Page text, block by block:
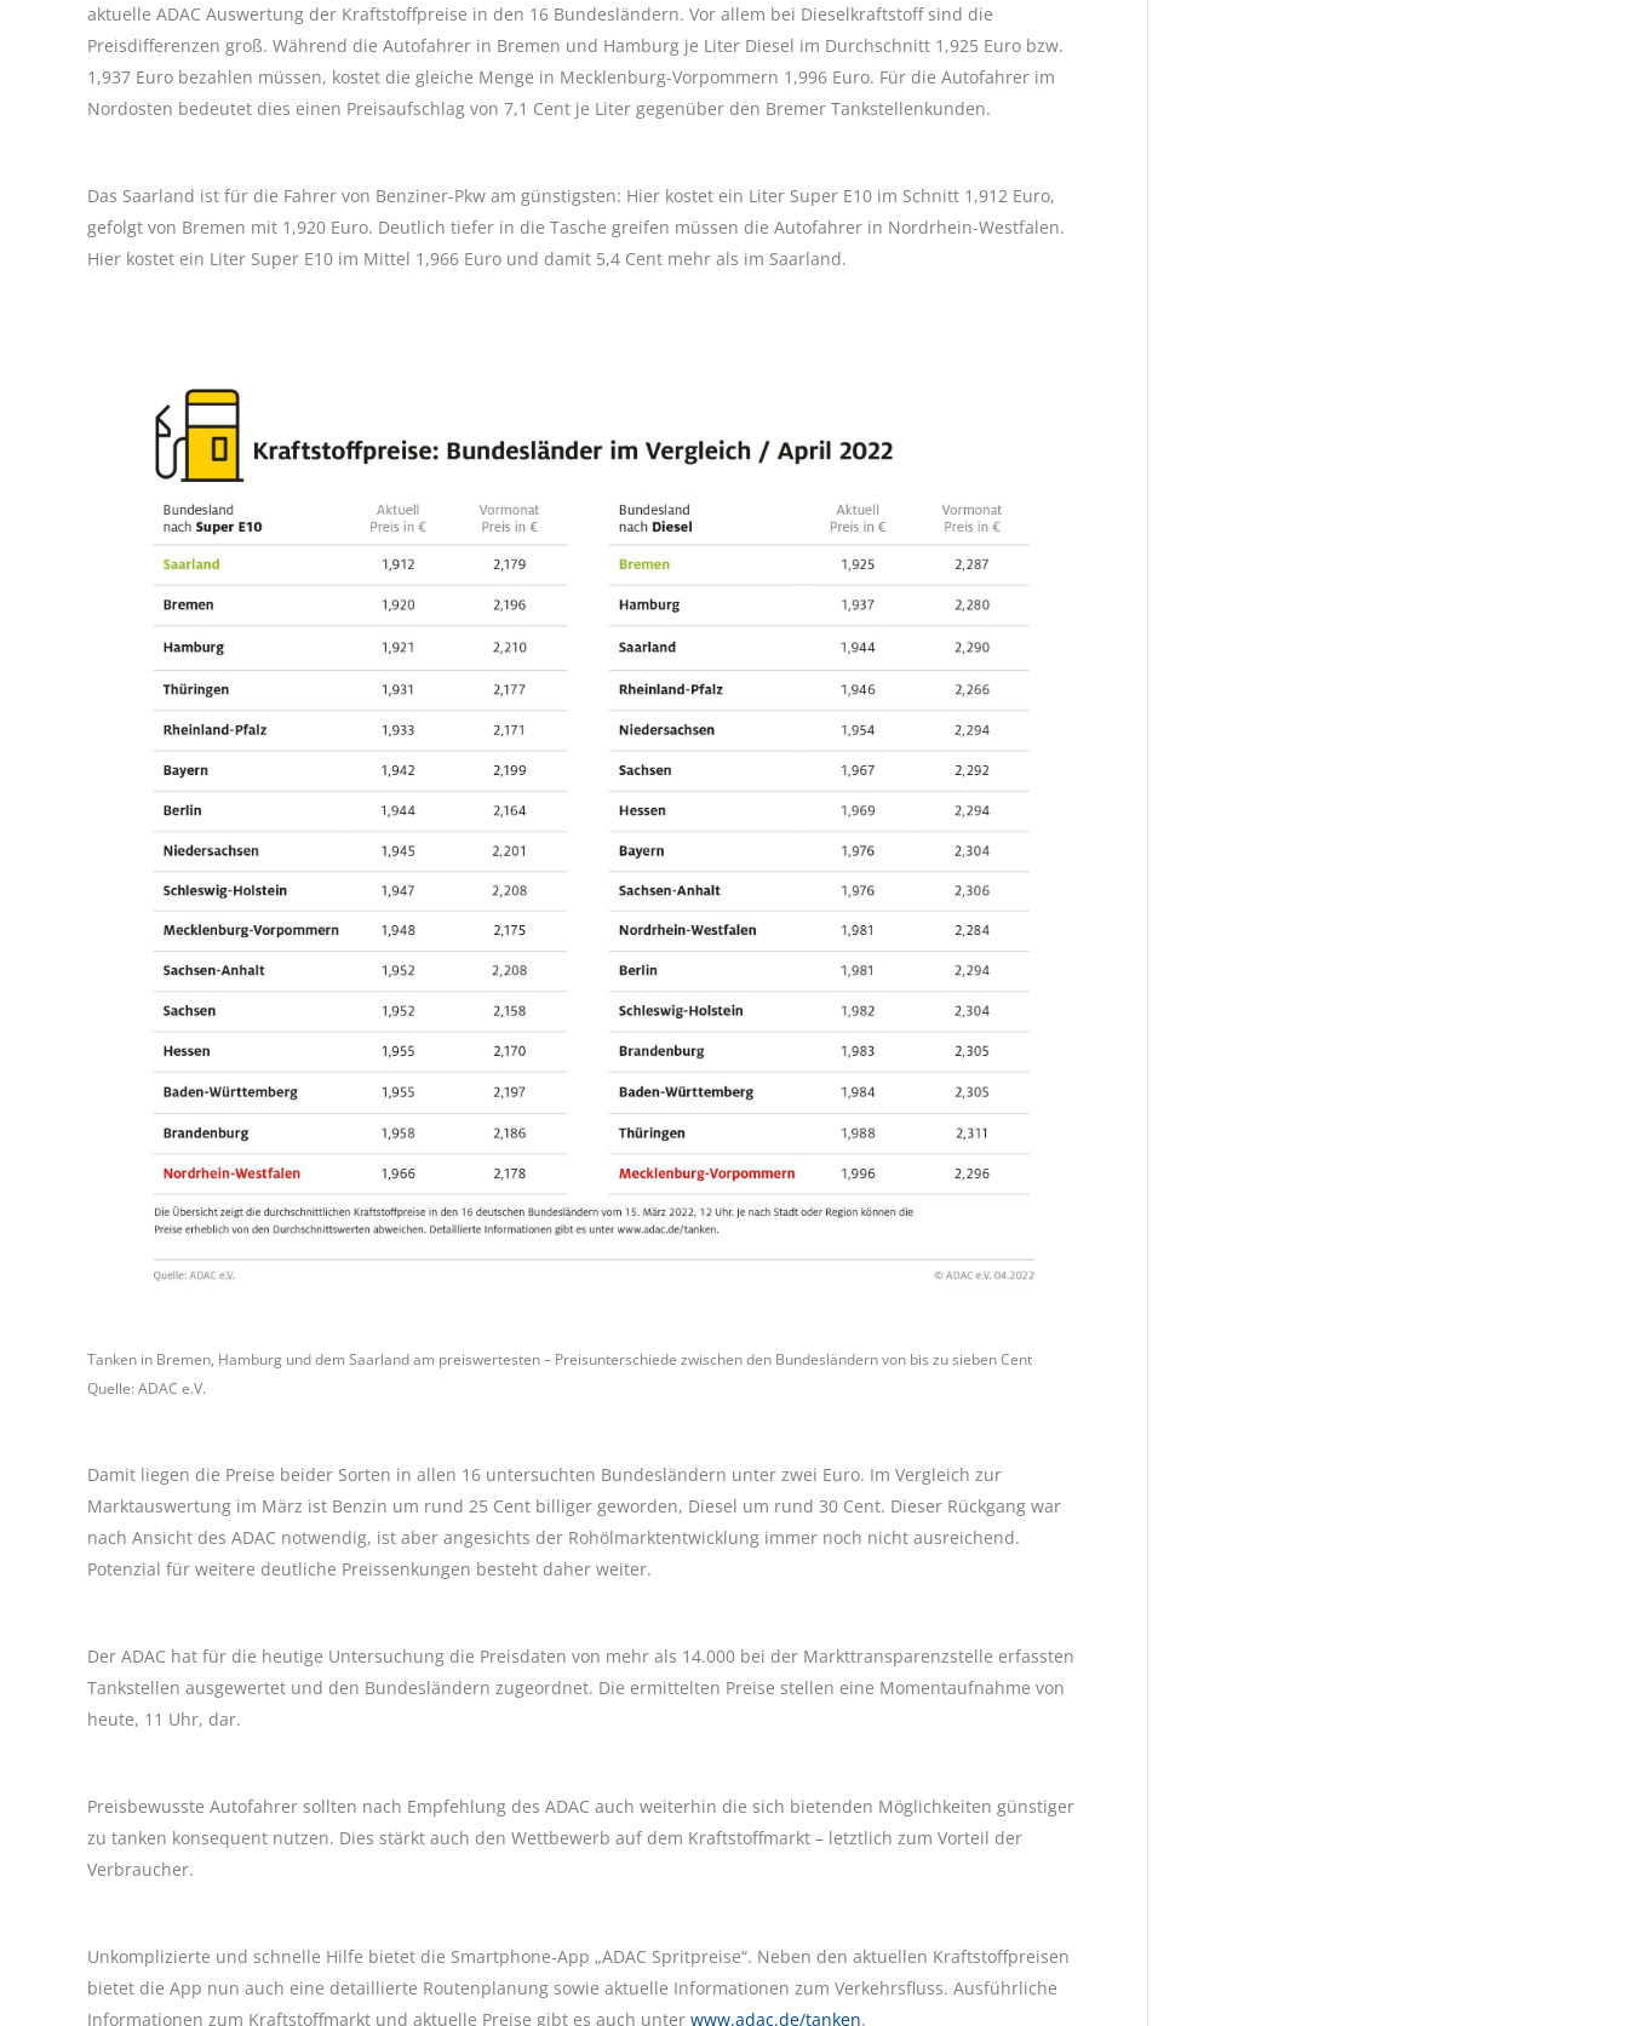
aktuelle ADAC Auswertung der Kraftstoffpreise in den 16 Bundesländern. Vor allem bei Dieselkraftstoff sind die
Preisdifferenzen groß. Während die Autofahrer in Bremen und Hamburg je Liter Diesel im Durchschnitt 1,925 Euro bzw.
1,937 Euro bezahlen müssen, kostet die gleiche Menge in Mecklenburg-Vorpommern 1,996 Euro. Für die Autofahrer im
Nordosten bedeutet dies einen Preisaufschlag von 7,1 Cent je Liter gegenüber den Bremer Tankstellenkunden.
Das Saarland ist für die Fahrer von Benziner-Pkw am günstigsten: Hier kostet ein Liter Super E10 im Schnitt 1,912 Euro,
gefolgt von Bremen mit 1,920 Euro. Deutlich tiefer in die Tasche greifen müssen die Autofahrer in Nordrhein-Westfalen.
Hier kostet ein Liter Super E10 im Mittel 1,966 Euro und damit 5,4 Cent mehr als im Saarland.
Tanken in Bremen, Hamburg und dem Saarland am preiswertesten – Preisunterschiede zwischen den Bundesländern von bis zu sieben Cent
Quelle: ADAC e.V.
Damit liegen die Preise beider Sorten in allen 16 untersuchten Bundesländern unter zwei Euro. Im Vergleich zur
Marktauswertung im März ist Benzin um rund 25 Cent billiger geworden, Diesel um rund 30 Cent. Dieser Rückgang war
nach Ansicht des ADAC notwendig, ist aber angesichts der Rohölmarktentwicklung immer noch nicht ausreichend.
Potenzial für weitere deutliche Preissenkungen besteht daher weiter.
Der ADAC hat für die heutige Untersuchung die Preisdaten von mehr als 14.000 bei der Markttransparenzstelle erfassten
Tankstellen ausgewertet und den Bundesländern zugeordnet. Die ermittelten Preise stellen eine Momentaufnahme von
heute, 11 Uhr, dar.
Preisbewusste Autofahrer sollten nach Empfehlung des ADAC auch weiterhin die sich bietenden Möglichkeiten günstiger
zu tanken konsequent nutzen. Dies stärkt auch den Wettbewerb auf dem Kraftstoffmarkt – letztlich zum Vorteil der
Verbraucher.
Unkomplizierte und schnelle Hilfe bietet die Smartphone-App „ADAC Spritpreise“. Neben den aktuellen Kraftstoffpreisen
bietet die App nun auch eine detaillierte Routenplanung sowie aktuelle Informationen zum Verkehrsfluss. Ausführliche
Informationen zum Kraftstoffmarkt und aktuelle Preise gibt es auch unter www.adac.de/tanken.